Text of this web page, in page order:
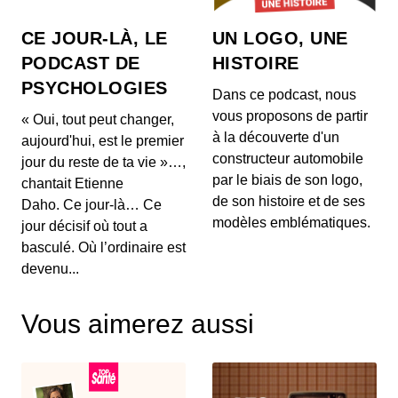
réellement propriétaire de sa suite bureaut...
Comment OpenAI devient un assistant
à la recherche en Maths
00:03:04 - IL Y A 1 MOIS
Aujourd'hui, on ne va pas parler de génération de
texte ou de simples résumés de réunions, mais d...
Intelligence artificielle : la presse
française réclame 80 millions d’euros à
Brave
00:03:14 - IL Y A 1 MOIS
Aujourd'hui, nous décortiquons ce qui s'annonce
europ...
trois leçons majeures à retenir de cet
00:03:11 - IL Y A 2 MOIS
CE JOUR-LÀ, LE
PODCAST DE
PSYCHOLOGIES
« Oui, tout peut changer,
aujourd'hui, est le premier
jour du reste de ta vie »…,
chantait Etienne
Daho. Ce jour-là… Ce
jour décisif où tout a
basculé. Où l’ordinaire est
devenu...
UN LOGO, UNE
HISTOIRE
Dans ce podcast, nous
vous proposons de partir
à la découverte d'un
constructeur automobile
par le biais de son logo,
de son histoire et de ses
modèles emblématiques.
Vous aimerez aussi